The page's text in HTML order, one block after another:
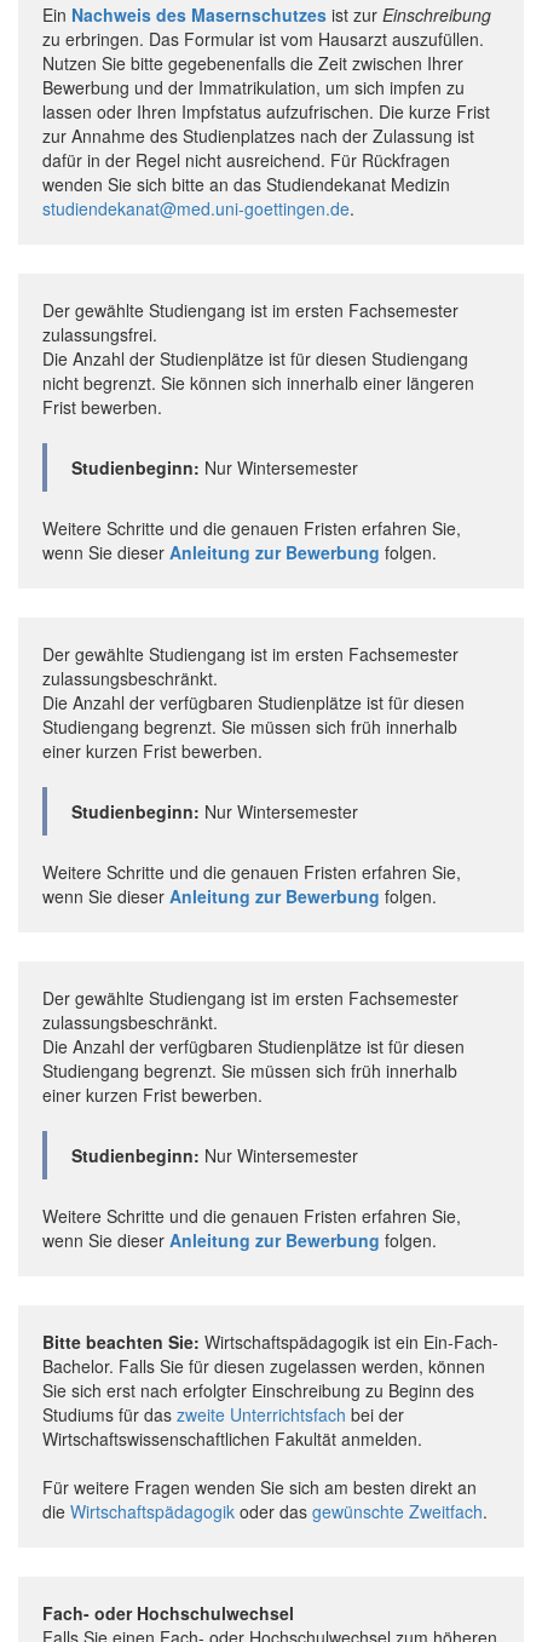
Ein Nachweis des Masernschutzes ist zur Einschreibung
zu erbringen. Das Formular ist vom Hausarzt auszufüllen.
Nutzen Sie bitte gegebenenfalls die Zeit zwischen Ihrer
Bewerbung und der Immatrikulation, um sich impfen zu
lassen oder Ihren Impfstatus aufzufrischen. Die kurze Frist
zur Annahme des Studienplatzes nach der Zulassung ist
dafür in der Regel nicht ausreichend. Für Rückfragen
wenden Sie sich bitte an das Studiendekanat Medizin
studiendekanat@med.uni-goettingen.de.
Der gewählte Studiengang ist im ersten Fachsemester
zulassungsfrei.
Die Anzahl der Studienplätze ist für diesen Studiengang
nicht begrenzt. Sie können sich innerhalb einer längeren
Frist bewerben.
Studienbeginn: Nur Wintersemester
Weitere Schritte und die genauen Fristen erfahren Sie,
wenn Sie dieser Anleitung zur Bewerbung folgen.
Der gewählte Studiengang ist im ersten Fachsemester
zulassungsbeschränkt.
Die Anzahl der verfügbaren Studienplätze ist für diesen
Studiengang begrenzt. Sie müssen sich früh innerhalb
einer kurzen Frist bewerben.
Studienbeginn: Nur Wintersemester
Weitere Schritte und die genauen Fristen erfahren Sie,
wenn Sie dieser Anleitung zur Bewerbung folgen.
Der gewählte Studiengang ist im ersten Fachsemester
zulassungsbeschränkt.
Die Anzahl der verfügbaren Studienplätze ist für diesen
Studiengang begrenzt. Sie müssen sich früh innerhalb
einer kurzen Frist bewerben.
Studienbeginn: Nur Wintersemester
Weitere Schritte und die genauen Fristen erfahren Sie,
wenn Sie dieser Anleitung zur Bewerbung folgen.
Bitte beachten Sie: Wirtschaftspädagogik ist ein Ein-Fach-
Bachelor. Falls Sie für diesen zugelassen werden, können
Sie sich erst nach erfolgter Einschreibung zu Beginn des
Studiums für das zweite Unterrichtsfach bei der
Wirtschaftswissenschaftlichen Fakultät anmelden.
Für weitere Fragen wenden Sie sich am besten direkt an
die Wirtschaftspädagogik oder das gewünschte Zweitfach.
Fach- oder Hochschulwechsel
Falls Sie einen Fach- oder Hochschulwechsel zum höheren